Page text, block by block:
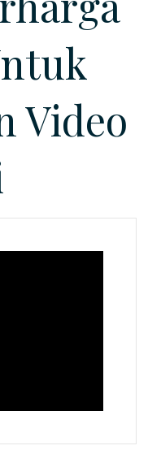
Video